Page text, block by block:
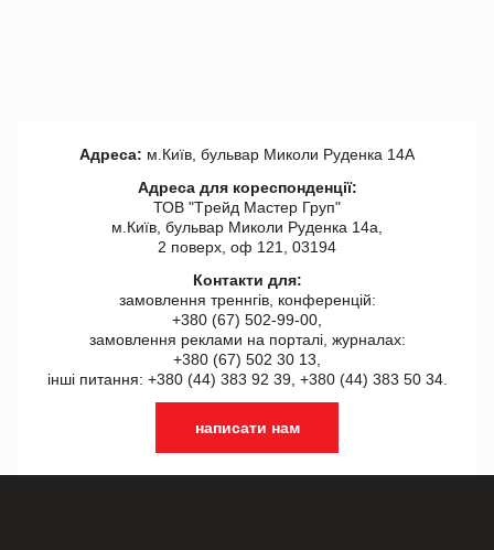
Адреса: м.Київ, бульвар Миколи Руденка 14А
Адреса для кореспонденції:
ТОВ "Tрейд Мастер Груп"
м.Київ, бульвар Миколи Руденка 14а,
2 поверх, оф 121, 03194
Контакти для:
замовлення треннгів, конференцій:
+380 (67) 502-99-00,
замовлення реклами на порталі, журналах:
+380 (67) 502 30 13,
інші питання: +380 (44) 383 92 39, +380 (44) 383 50 34.
написати нам